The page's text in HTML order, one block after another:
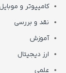
کامپیوتر و موبایل
نقد و بررسی
آموزش
ارز دیجیتال
علمی